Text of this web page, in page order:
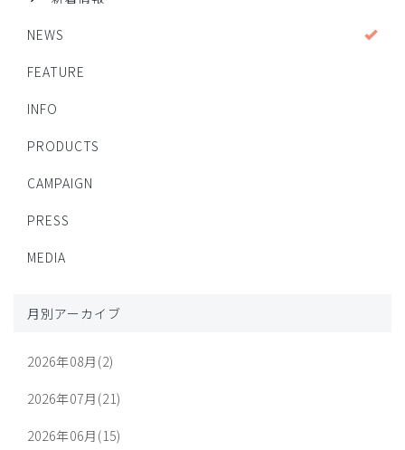
NEWS
FEATURE
INFO
PRODUCTS
CAMPAIGN
PRESS
MEDIA
月別アーカイブ
2026年08月(2)
2026年07月(21)
2026年06月(15)